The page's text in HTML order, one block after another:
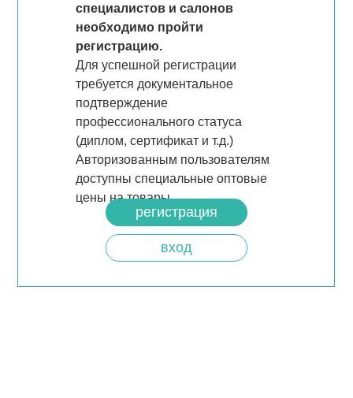
специалистов и салонов
необходимо пройти
регистрацию.
Для успешной регистрации
требуется документальное
подтверждение
профессионального статуса
(диплом, сертификат и т.д.)
Авторизованным пользователям
доступны специальные оптовые
цены на товары.
регистрация
вход